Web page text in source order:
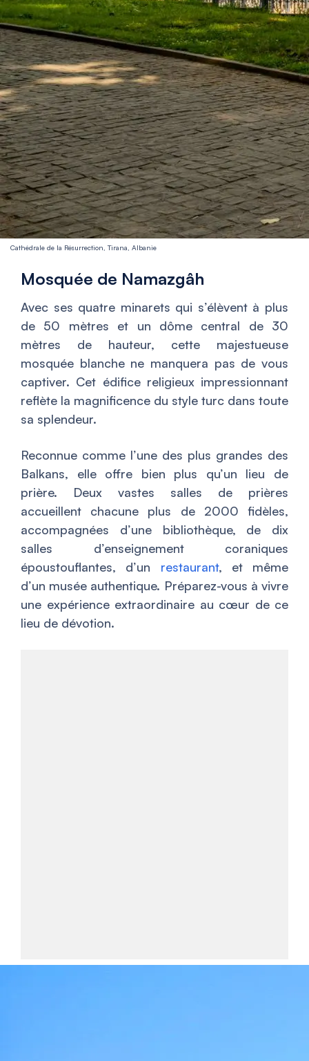
Cathédrale de la Résurrection, Tirana, Albanie
Mosquée de Namazgâh
Avec ses quatre minarets qui s’élèvent à plus
de 50 mètres et un dôme central de 30
mètres de hauteur, cette majestueuse
mosquée blanche ne manquera pas de vous
captiver. Cet édifice religieux impressionnant
reflète la magnificence du style turc dans toute
sa splendeur.
Reconnue comme l’une des plus grandes des
Balkans, elle offre bien plus qu’un lieu de
prière. Deux vastes salles de prières
accueillent chacune plus de 2000 fidèles,
accompagnées d’une bibliothèque, de dix
salles d’enseignement coraniques
époustouflantes, d’un restaurant, et même
d’un musée authentique. Préparez-vous à vivre
une expérience extraordinaire au cœur de ce
lieu de dévotion.